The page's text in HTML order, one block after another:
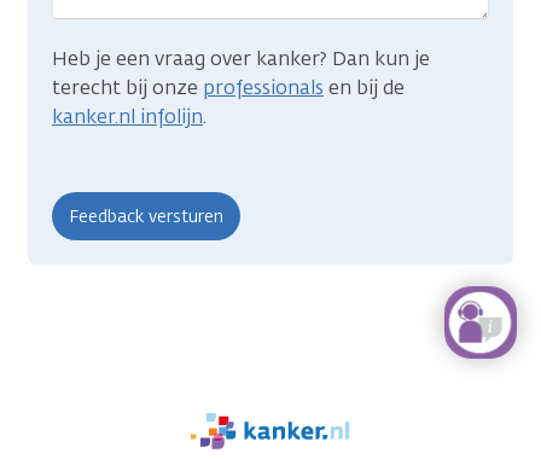
Heb je een vraag over kanker? Dan kun je
terecht bij onze professionals en bij de
kanker.nl infolijn.
We